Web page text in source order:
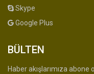
Skype
Google Plus
BÜLTEN
Haber akışlarımıza abone